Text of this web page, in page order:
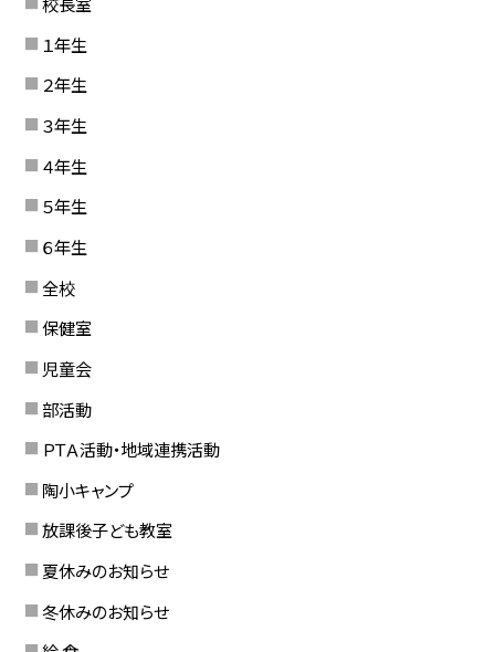
１年生
２年生
３年生
４年生
５年生
６年生
全校
保健室
児童会
部活動
ＰＴＡ活動・地域連携活動
陶小キャンプ
放課後子ども教室
夏休みのお知らせ
冬休みのお知らせ